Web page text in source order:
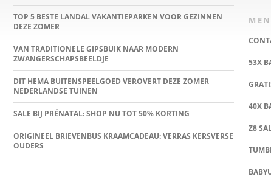
TOP 5 BESTE LANDAL VAKANTIEPARKEN VOOR GEZINNEN
DEZE ZOMER
VAN TRADITIONELE GIPSBUIK NAAR MODERN
ZWANGERSCHAPSBEELDJE
DIT HEMA BUITENSPEELGOED VEROVERT DEZE ZOMER
NEDERLANDSE TUINEN
SALE BIJ PRÉNATAL: SHOP NU TOT 50% KORTING
ORIGINEEL BRIEVENBUS KRAAMCADEAU: VERRAS KERSVERSE
OUDERS
53X
40X
Z8